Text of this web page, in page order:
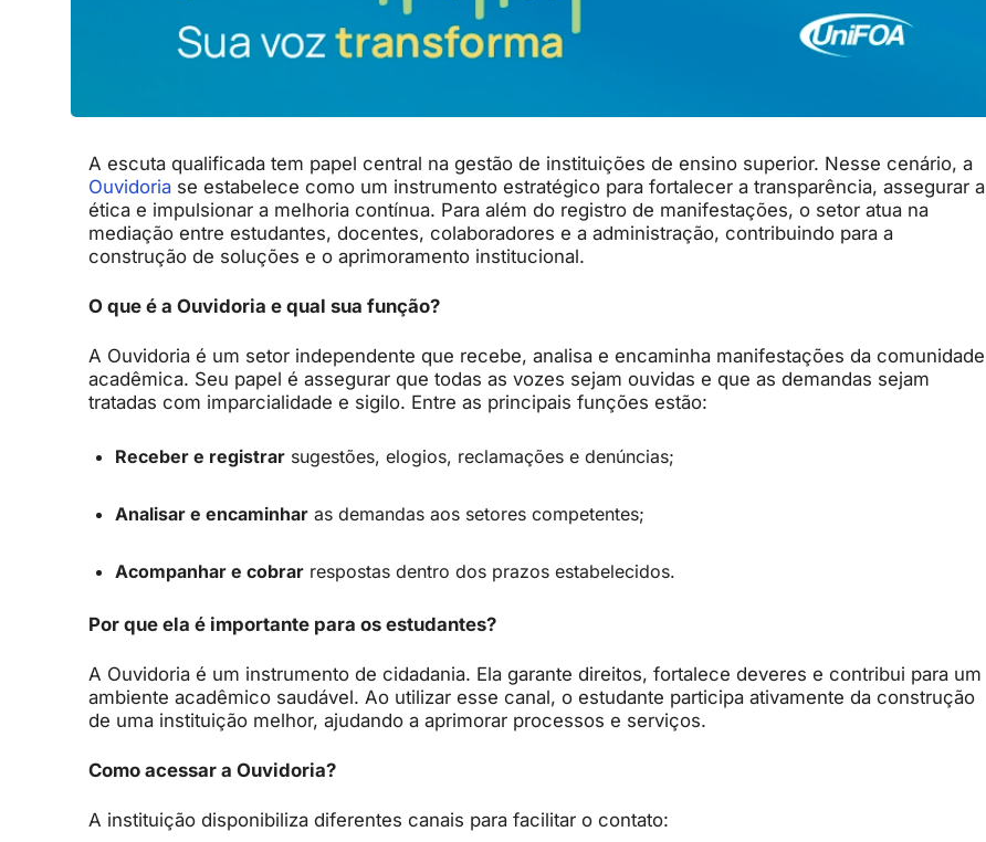
A escuta qualificada tem papel central na gestão de instituições de ensino superior. Nesse cenário, a
Ouvidoria se estabelece como um instrumento estratégico para fortalecer a transparência, assegurar a
ética e impulsionar a melhoria contínua. Para além do registro de manifestações, o setor atua na
mediação entre estudantes, docentes, colaboradores e a administração, contribuindo para a
construção de soluções e o aprimoramento institucional.
O que é a Ouvidoria e qual sua função?
A Ouvidoria é um setor independente que recebe, analisa e encaminha manifestações da comunidade
acadêmica. Seu papel é assegurar que todas as vozes sejam ouvidas e que as demandas sejam
tratadas com imparcialidade e sigilo. Entre as principais funções estão:
Receber e registrar sugestões, elogios, reclamações e denúncias;
Analisar e encaminhar as demandas aos setores competentes;
Acompanhar e cobrar respostas dentro dos prazos estabelecidos.
Por que ela é importante para os estudantes?
A Ouvidoria é um instrumento de cidadania. Ela garante direitos, fortalece deveres e contribui para um
ambiente acadêmico saudável. Ao utilizar esse canal, o estudante participa ativamente da construção
de uma instituição melhor, ajudando a aprimorar processos e serviços.
Como acessar a Ouvidoria?
A instituição disponibiliza diferentes canais para facilitar o contato: